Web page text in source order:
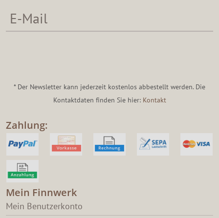
* Der Newsletter kann jederzeit kostenlos abbestellt werden. Die
Kontaktdaten finden Sie hier: Kontakt
Zahlung:
Mein Finnwerk
Mein Benutzerkonto